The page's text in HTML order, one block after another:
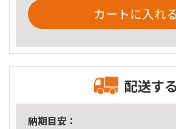
カートに入れる
配送する
納期目安：